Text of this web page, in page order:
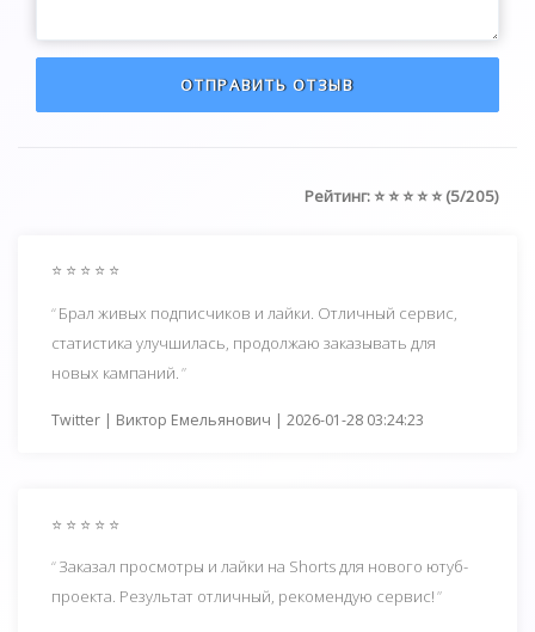
ОТПРАВИТЬ ОТЗЫВ
Рейтинг: ⭐ ⭐ ⭐ ⭐ ⭐ (5/205)
⭐ ⭐ ⭐ ⭐ ⭐
Брал живых подписчиков и лайки. Отличный сервис,
статистика улучшилась, продолжаю заказывать для
новых кампаний.
Twitter | Виктор Емельянович | 2026-01-28 03:24:23
⭐ ⭐ ⭐ ⭐ ⭐
Заказал просмотры и лайки на Shorts для нового ютуб-
проекта. Результат отличный, рекомендую сервис!